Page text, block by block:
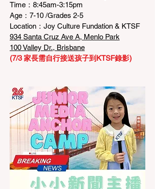
Time：8:45am-3:15pm
Age：7-10 /Grades 2-5
Location：Joy Culture Fundation & KTSF
934 Santa Cruz Ave A, Menlo Park
100 Valley Dr., Brisbane
(7/3 家長需自行接送孩子到KTSF錄影)